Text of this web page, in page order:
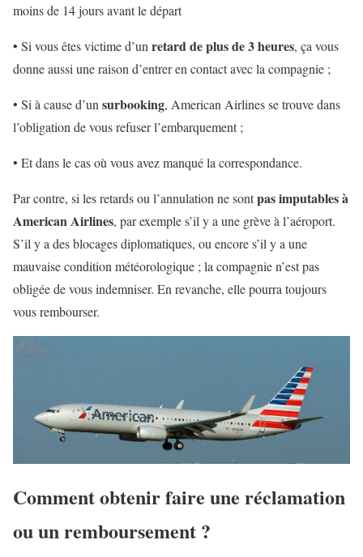
moins de 14 jours avant le départ
• Si vous êtes victime d’unretard de plus de 3 heures, ça vous
donne aussi une raison d’entrer en contact avec la compagnie ;
• Si à cause d’unsurbooking, American Airlines se trouve dans
l’obligation de vous refuser l’embarquement ;
• Et dans le cas où vous avez manqué la correspondance.
Par contre, si les retards ou l’annulation ne sontpas imputables à
American Airlines, par exemple s’il y a une grève à l’aéroport.
S’il y a des blocages diplomatiques, ou encore s’il y a une
mauvaise condition météorologique ; la compagnie n’est pas
obligée de vous indemniser. En revanche, elle pourra toujours
vous rembourser.
Comment obtenir faire une réclamation
ou un remboursement ?